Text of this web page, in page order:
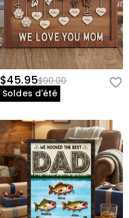
$45.95$90.00
Soldes d'été